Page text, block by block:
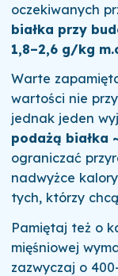
oczekiwanych
białka przy
1,8–2,6 g/kg
Warte
wartości nie
jednak jeden
podażą białka
ograniczać
nadwyżce
tych, którzy
Pamiętaj też o
mięśniowej
zazwyczaj o